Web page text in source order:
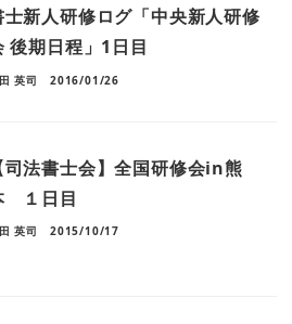
士新人研修ログ「中央新人研修
後期日程」1日目
英司 2016/01/26
司法書士会】全国研修会in熊
１日目
英司 2015/10/17